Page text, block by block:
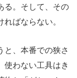
る。そして、その
ばならない。
と、本番での狭さ
使わない工具はき